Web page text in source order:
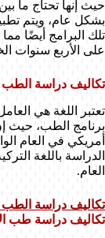
بشكل عام، ويتم
تلك البرامج أيضًا
على الأربع سنوات
تكاليف دراسة الطب
تعتبر اللغة هي
أمريكي في العام
العام.
تكاليف دراسة الطب
تكاليف دراسة طب